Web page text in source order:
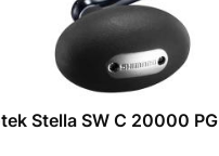
Stella SW C 20000 PG